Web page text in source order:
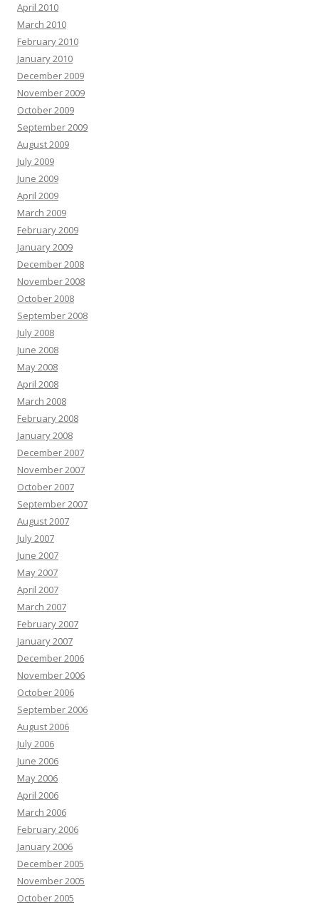
April 2010
March 2010
February 2010
January 2010
December 2009
November 2009
October 2009
September 2009
August 2009
July 2009
June 2009
April 2009
March 2009
February 2009
January 2009
December 2008
November 2008
October 2008
September 2008
July 2008
June 2008
May 2008
April 2008
March 2008
February 2008
January 2008
December 2007
November 2007
October 2007
September 2007
August 2007
July 2007
June 2007
May 2007
April 2007
March 2007
February 2007
January 2007
December 2006
November 2006
October 2006
September 2006
August 2006
July 2006
June 2006
May 2006
April 2006
March 2006
February 2006
January 2006
December 2005
November 2005
October 2005